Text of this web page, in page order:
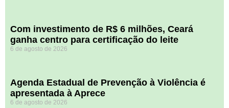
Com investimento de R$ 6 milhões, Ceará
ganha centro para certificação do leite
6 de agosto de 2026
Agenda Estadual de Prevenção à Violência é
apresentada à Aprece
6 de agosto de 2026